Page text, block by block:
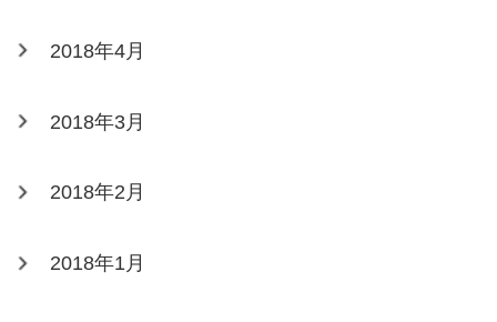
2018年4月
2018年3月
2018年2月
2018年1月